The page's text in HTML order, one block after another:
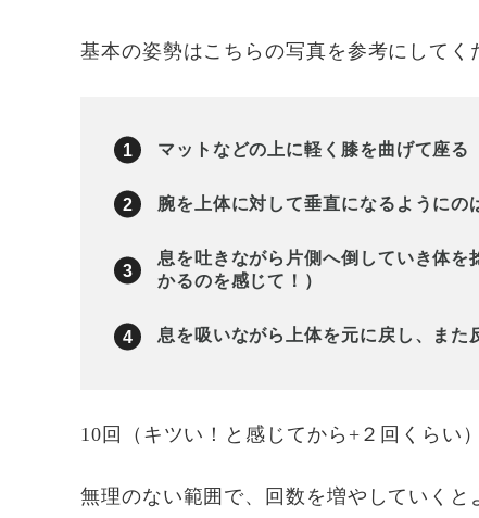
基本の姿勢はこちらの写真を参考にしてく
マットなどの上に軽く膝を曲げて座る
腕を上体に対して垂直になるように
息を吐きながら片側へ倒していき体
かるのを感じて！）
息を吸いながら上体を元に戻し、また
10回（キツい！と感じてから+２回くらい
無理のない範囲で、回数を増やしていく